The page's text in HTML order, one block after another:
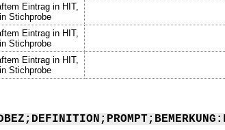
Eintrag in HIT,
Stichprobe
Eintrag in HIT,
Stichprobe
Eintrag in HIT,
Stichprobe